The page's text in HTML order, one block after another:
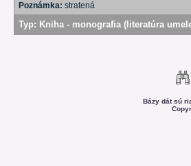
Poznámka: stratená
Typ: Kniha - monografia (literatúra
Bázy dát sú